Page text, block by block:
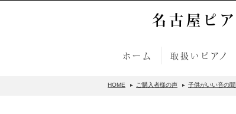
名古屋ピ
ホーム 取扱いピアノ
HOME ご購入者様の声 子供がいい音の